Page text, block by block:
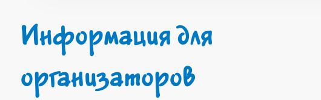
Информация для
организаторов